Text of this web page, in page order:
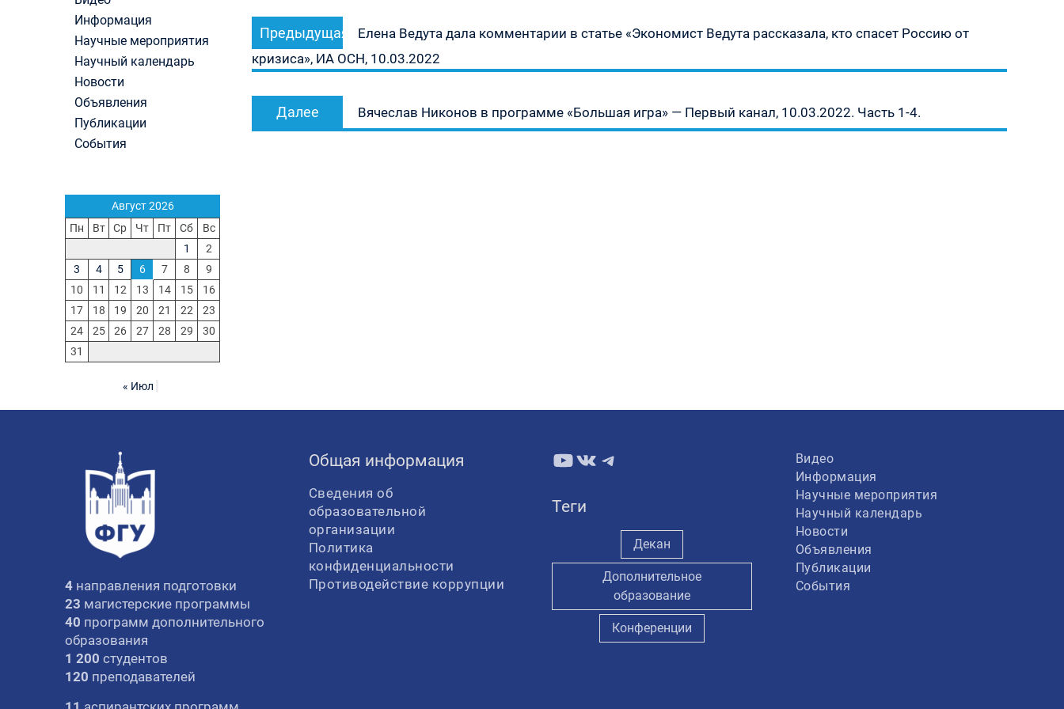
вступительные испытания в МГУ имени
М.В.Ломоносова в 2026 году по каждому конкурсу
(ранжированные списки поступающих)
Вячеслав Никонов в программе «Большая игра» —
Первый канал, 24.07.2026. Часть 1-2
Вниманию абитуриентов бакалавриата! Открыта
онлайн-запись на заключение договора на
обучение
Вячеслав Никонов в программе «Большая игра» —
— 04.08.2026)
Навигация
по
записям
Предыдущая
запись:
Елена Ведута дала комментарии в статье «Экономист Ведута рассказала, кто спасет Россию от
кризиса», ИА ОСН, 10.03.2022
Далее
запись:
Вячеслав Никонов в программе «Большая игра» — Первый канал, 10.03.2022. Часть 1-4.
Информация
Научные мероприятия
Научный календарь
Новости
Объявления
Публикации
События
Август 2026
Пн
Вт Ср Чт Пт Сб
Вс
1
2
3
4 5 6 7 8
9
10
11 12 13 14 15
16
17
18 19 20 21 22
23
24
25 26 27 28 29
30
31
« Июл
4 направления подготовки
23 магистерские программы
40 программ дополнительного
образования
1 200 студентов
120 преподавателей
Общая информация
Сведения об
образовательной
организации
Политика
конфиденциальности
Противодействие коррупции
YouTube
ВКонтакте
Telegram
Теги
Декан
Дополнительное
образование
Конференции
Видео
Информация
Научные мероприятия
Научный календарь
Новости
Объявления
Публикации
События